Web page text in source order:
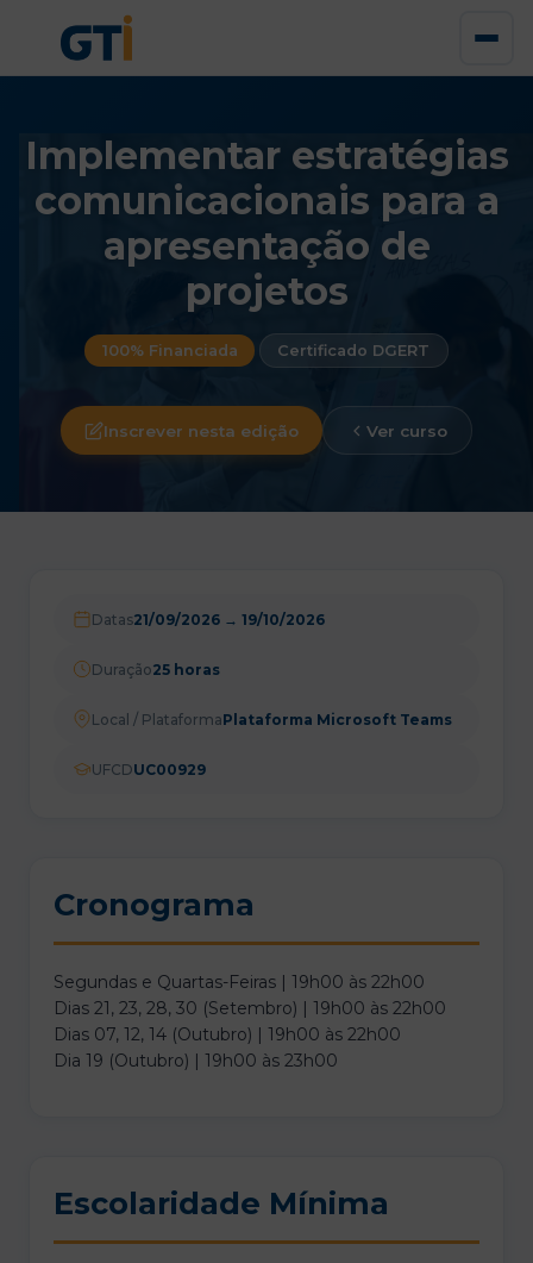
Implementar estratégias
comunicacionais para a
apresentação de
projetos
100% Financiada Certificado DGERT
Inscrever nesta edição Ver curso
Datas21/09/2026 → 19/10/2026
Duração25 horas
Local / PlataformaPlataforma Microsoft Teams
UFCDUC00929
Cronograma
Segundas e Quartas-Feiras | 19h00 às 22h00
Dias 21, 23, 28, 30 (Setembro) | 19h00 às 22h00
Dias 07, 12, 14 (Outubro) | 19h00 às 22h00
Dia 19 (Outubro) | 19h00 às 23h00
Escolaridade Mínima